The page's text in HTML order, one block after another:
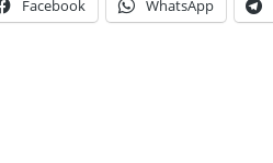
Facebook WhatsApp